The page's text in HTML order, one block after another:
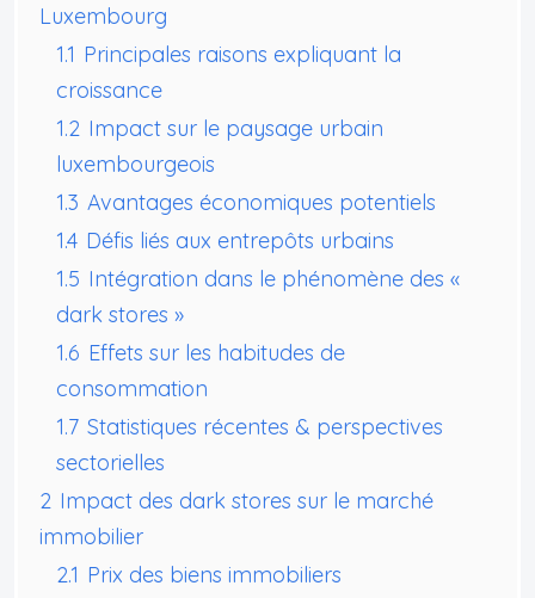
Luxembourg
1.1 Principales raisons expliquant la
croissance
1.2 Impact sur le paysage urbain
luxembourgeois
1.3 Avantages économiques potentiels
1.4 Défis liés aux entrepôts urbains
1.5 Intégration dans le phénomène des «
dark stores »
1.6 Effets sur les habitudes de
consommation
1.7 Statistiques récentes & perspectives
sectorielles
2 Impact des dark stores sur le marché
immobilier
2.1 Prix des biens immobiliers